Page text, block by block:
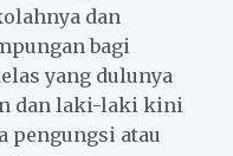
dan
bagi
yang dulunya
dan laki-laki kini
pengungsi atau